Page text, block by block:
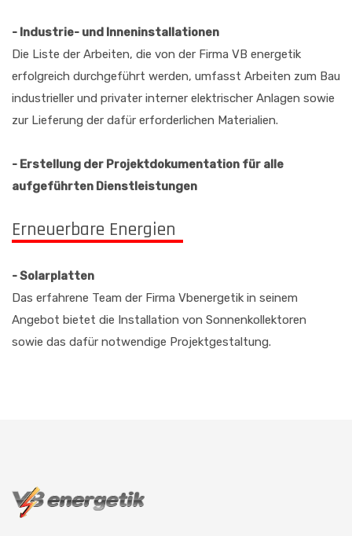
- Industrie- und Inneninstallationen
Die Liste der Arbeiten, die von der Firma VB energetik
erfolgreich durchgeführt werden, umfasst Arbeiten zum Bau
industrieller und privater interner elektrischer Anlagen sowie
zur Lieferung der dafür erforderlichen Materialien.
- Erstellung der Projektdokumentation für alle
aufgeführten Dienstleistungen
Erneuerbare Energien
- Solarplatten
Das erfahrene Team der Firma Vbenergetik in seinem
Angebot bietet die Installation von Sonnenkollektoren
sowie das dafür notwendige Projektgestaltung.